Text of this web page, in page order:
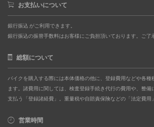
お支払いについて
銀行振込 がご利用できます。
銀行振込の振替手数料はお客様にご負担頂いております。ご了
総額について
バイクを購入する際には本体価格の他に、登録費用などや各種
ます。諸費用に関しては、検査登録手続き代行の費用や、整備
支払う「登録諸経費」。重量税や自賠責保険などの「法定費用
営業時間